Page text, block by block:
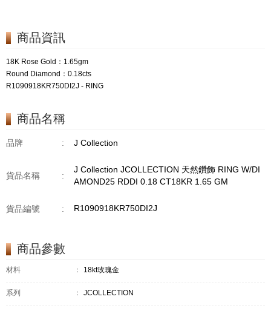
商品資訊
18K Rose Gold：1.65gm
Round Diamond：0.18cts
R1090918KR750DI2J - RING
商品名稱
品牌 : J Collection
貨品名稱 :
J Collection JCOLLECTION 天然鑽飾 RING W/DI
AMOND25 RDDI 0.18 CT18KR 1.65 GM
貨品編號 : R1090918KR750DI2J
商品參數
材料 ： 18kt玫瑰金
系列 ： JCOLLECTION